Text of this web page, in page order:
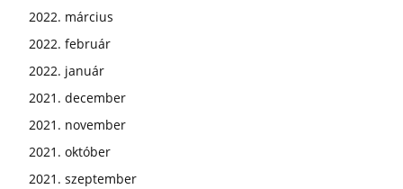
2022. március
2022. február
2022. január
2021. december
2021. november
2021. október
2021. szeptember